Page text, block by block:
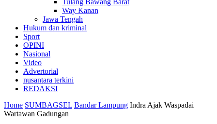
Tulang Bawang Barat
Way Kanan
Jawa Tengah
Hukum dan kriminal
Sport
OPINI
Nasional
Video
Advertorial
nusantara terkini
REDAKSI
Home SUMBAGSEL Bandar Lampung Indra Ajak Waspadai
Wartawan Gadungan